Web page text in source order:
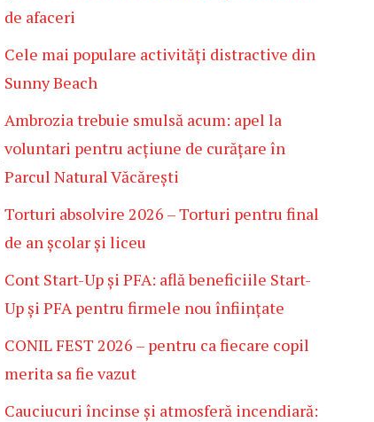
de afaceri
Cele mai populare activități distractive din
Sunny Beach
Ambrozia trebuie smulsă acum: apel la
voluntari pentru acțiune de curățare în
Parcul Natural Văcărești
Torturi absolvire 2026 – Torturi pentru final
de an școlar și liceu
Cont Start-Up și PFA: află beneficiile Start-
Up și PFA pentru firmele nou înființate
CONIL FEST 2026 – pentru ca fiecare copil
merita sa fie vazut
Cauciucuri încinse și atmosferă incendiară: